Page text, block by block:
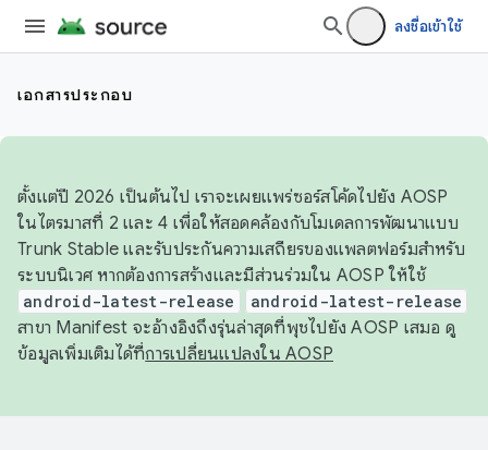
ลงชื่อเข้าใช้
เอกสารประกอบ
ตั้งแต่ปี 2026 เป็นต้นไป เราจะเผยแพร่ซอร์สโค้ดไปยัง AOSP
ในไตรมาสที่ 2 และ 4 เพื่อให้สอดคล้องกับโมเดลการพัฒนาแบบ
Trunk Stable และรับประกันความเสถียรของแพลตฟอร์มสำหรับ
ระบบนิเวศ หากต้องการสร้างและมีส่วนร่วมใน AOSP ให้ใช้
android-latest-release android-latest-release
สาขา Manifest จะอ้างอิงถึงรุ่นล่าสุดที่พุชไปยัง AOSP เสมอ ดู
ข้อมูลเพิ่มเติมได้ที่การเปลี่ยนแปลงใน AOSP